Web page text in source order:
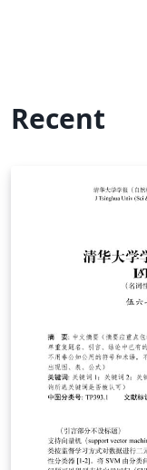
Recent